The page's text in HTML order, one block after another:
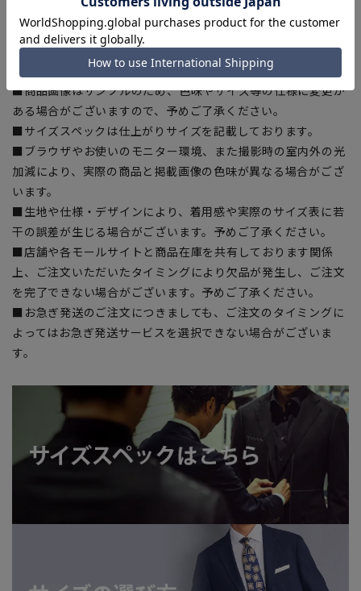
裾上げテープ:SUSOTAPE010
※こちらの商品は在庫切れの場合がございます。
【商品に関するご注意】
■商品画像はサンプルのため、色味やサイズ等の仕様に変更が
ある場合がございますので、予めご了承ください。
■サイズスペックは仕上がりサイズを記載しております。
■ブラウザやお使いのモニター環境、また撮影時の室内外の光
加減により、実際の商品と掲載画像の色味が異なる場合がござ
います。
■生地や仕様・デザインにより、着用感や実際のサイズ表に若
干の誤差が生じる場合がございます。予めご了承ください。
■店舗や各モールサイトと商品在庫を共有しております関係
上、ご注文いただいたタイミングにより欠品が発生し、ご注文
を完了できない場合がございます。予めご了承ください。
■お急ぎ発送のご注文につきましても、ご注文のタイミングに
よってはお急ぎ発送サービスを選択できない場合がございま
す。